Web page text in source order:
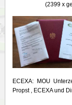
(2399 x
ECEXA: MOU
Propst , ECEXA und